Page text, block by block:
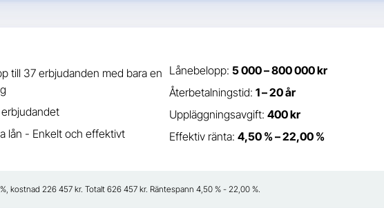
till 37 erbjudanden med bara en
lån - Enkelt och effektivt
Lånebelopp: 5 000 – 800 000 kr
Återbetalningstid: 1 – 20 år
Uppläggningsavgift: 400 kr
Effektiv ränta: 4,50 % – 22,00 %
kostnad 226 457 kr. Totalt 626 457 kr. Räntespann 4,50 % - 22,00 %.